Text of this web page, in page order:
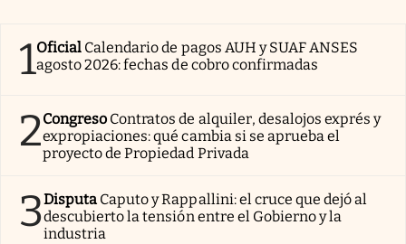
1Oficial Calendario de pagos AUH y SUAF ANSES
agosto 2026: fechas de cobro confirmadas
2Congreso Contratos de alquiler, desalojos exprés y
expropiaciones: qué cambia si se aprueba el
proyecto de Propiedad Privada
3Disputa Caputo y Rappallini: el cruce que dejó al
descubierto la tensión entre el Gobierno y la
industria